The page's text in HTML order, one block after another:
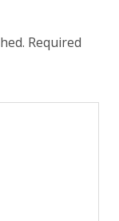
Required